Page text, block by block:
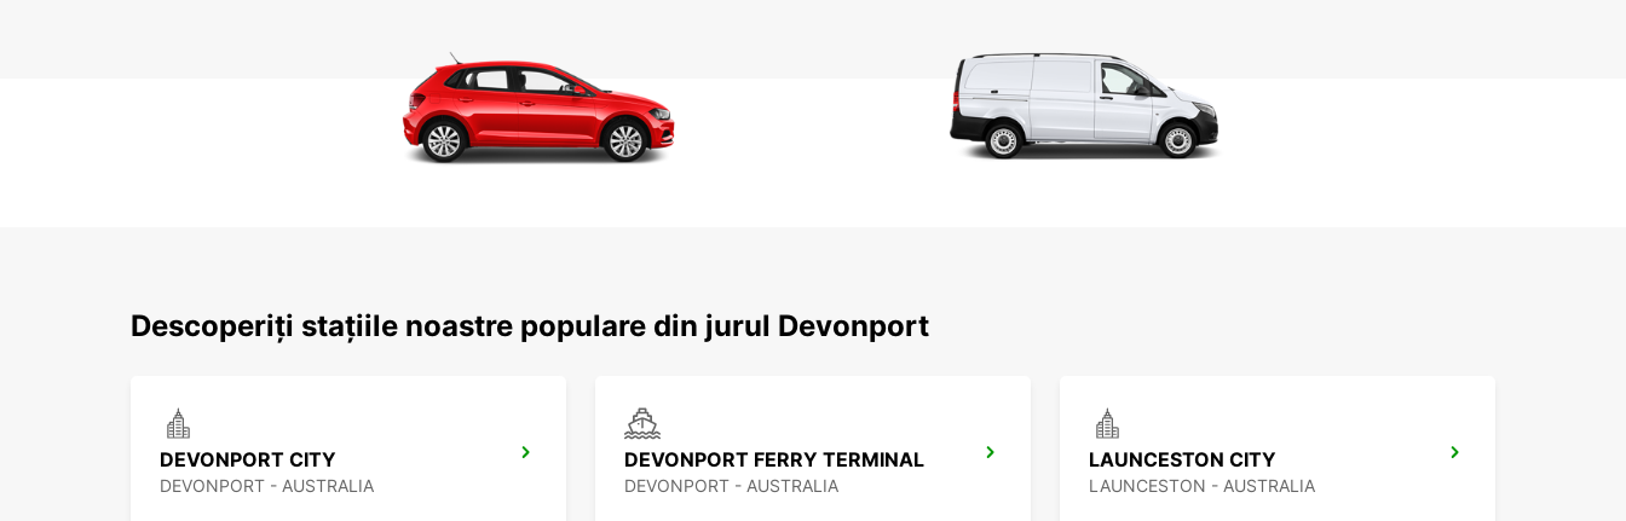
Descoperiți stațiile noastre populare din jurul Devonport
DEVONPORT CITY
DEVONPORT - AUSTRALIA
DEVONPORT FERRY TERMINAL
DEVONPORT - AUSTRALIA
LAUNCESTON CITY
LAUNCESTON - AUSTRALIA